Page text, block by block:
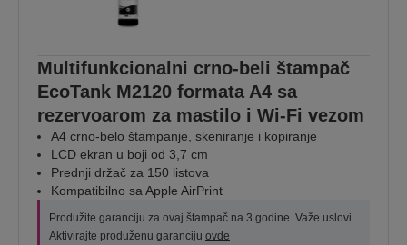
Multifunkcionalni crno-beli štampač
EcoTank M2120 formata A4 sa
rezervoarom za mastilo i Wi-Fi vezom
A4 crno-belo štampanje, skeniranje i kopiranje
LCD ekran u boji od 3,7 cm
Prednji držač za 150 listova
Kompatibilno sa Apple AirPrint
Produžite garanciju za ovaj štampač na 3 godine. Važe uslovi.
Aktivirajte produženu garanciju ovde